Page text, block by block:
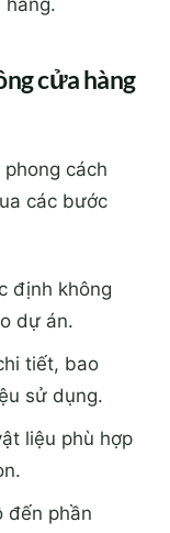
hàng.
cửa hàng
cách
các bước
định không
dự án.
tiết, bao
sử dụng.
liệu phù hợp
đến phần